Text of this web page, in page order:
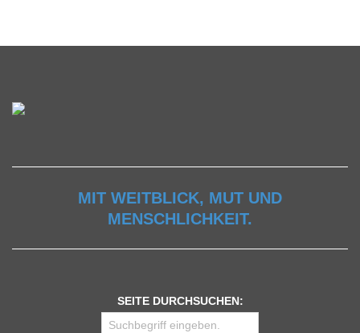
MIT WEITBLICK, MUT UND
MENSCHLICHKEIT.
SEITE DURCHSUCHEN: